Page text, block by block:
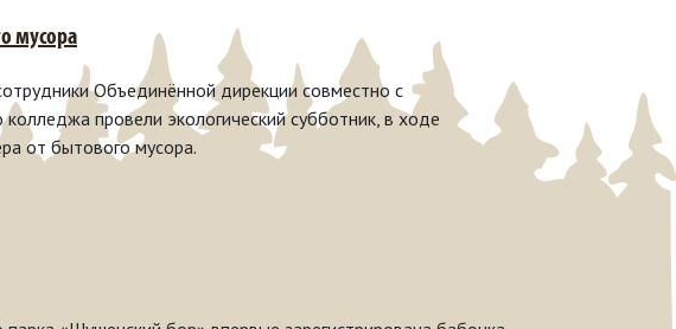
мусора
Объединённой дирекции совместно с
провели экологический субботник, в ходе
от бытового мусора.